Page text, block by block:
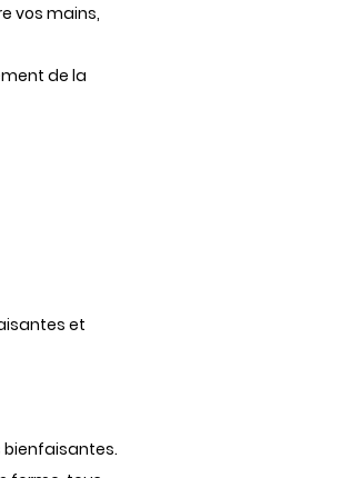
vos mains,
de la
et
bienfaisantes.